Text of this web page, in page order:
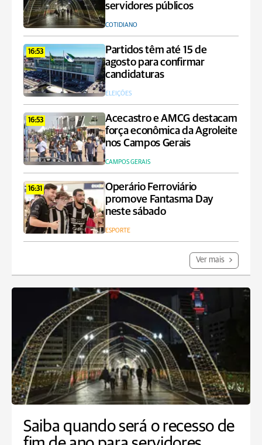
servidores públicos
COTIDIANO
16:53
Partidos têm até 15 de
agosto para confirmar
candidaturas
ELEIÇÕES
16:53
Acecastro e AMCG destacam
força econômica da Agroleite
nos Campos Gerais
CAMPOS GERAIS
16:31
Operário Ferroviário
promove Fantasma Day
neste sábado
ESPORTE
Ver mais
Saiba quando será o recesso de